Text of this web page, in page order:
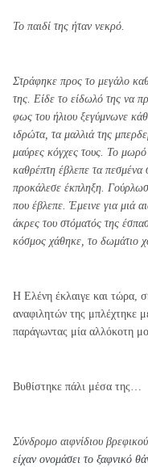
Το παιδί της ήταν νεκρό.
Στράφηκε προς το μεγάλο
της. Είδε το είδωλό της να
φως του ήλιου ξεγύμνωνε
ιδρώτα, τα μαλλιά της
μαύρες κόγχες τους. Το
καθρέπτη έβλεπε τα πεσμένα
προκάλεσε έκπληξη.
που έβλεπε. Έμεινε για μιά
άκρες του στόματός της
κόσμος χάθηκε, το δωμάτιο
Η Ελένη έκλαιγε και τώρα,
αναφιλητών της μπλέχτηκε
παράγωντας μία αλλόκοτη
Βυθίστηκε πάλι μέσα της…
Σύνδρομο αιφνίδιου
είχαν ονομάσει το ξαφνικό